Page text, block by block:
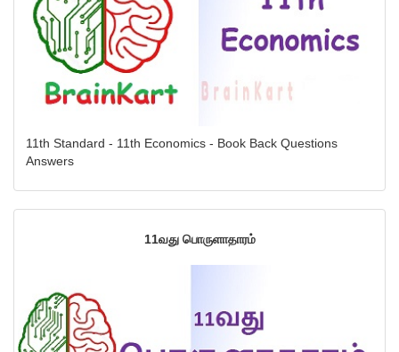
11th Standard - 11th Economics - Book Back Questions
Answers
11வது பொருளாதாரம்